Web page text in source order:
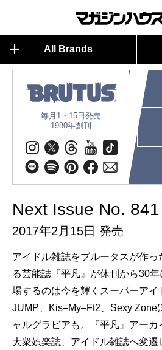
All Brands
毎月1・15日発売
1980年創刊
Next Issue No. 841
2017年2月15日 発売
アイドル雑誌をブルータスが作
る芸能誌『平凡』が休刊から30
場するのは今を輝くスーパーアイ
JUMP、Kis‒My‒Ft2、Sexy Zone
ャルグラビアも。『平凡』アーカ
大衆娯楽誌、アイドル雑誌へ変